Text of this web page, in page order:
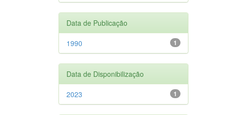
Data de Publicação
1
1990
Data de Disponibilização
1
2023